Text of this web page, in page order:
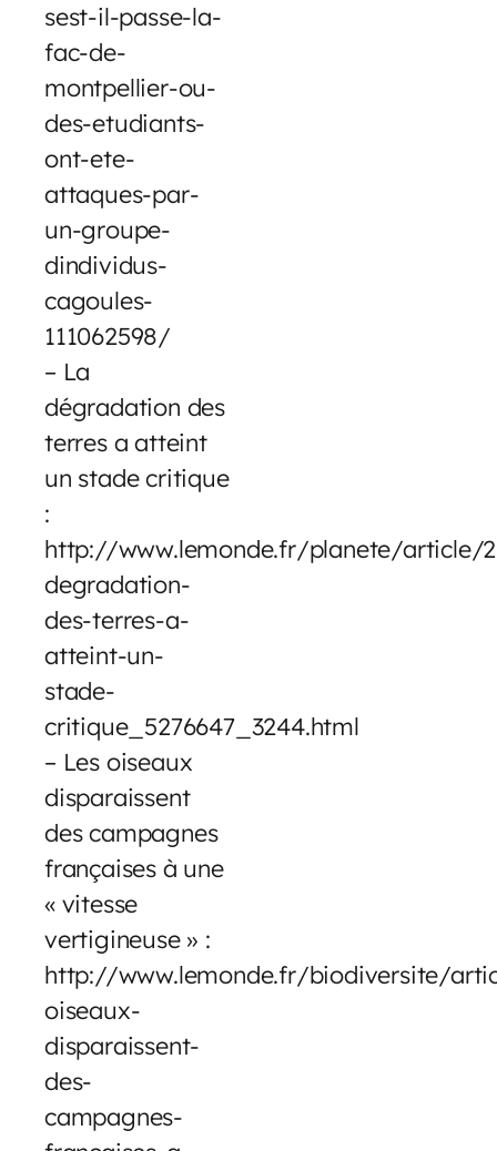
sest-il-passe-la-
fac-de-
montpellier-ou-
des-etudiants-
ont-ete-
attaques-par-
un-groupe-
dindividus-
cagoules-
111062598/
– La
dégradation des
terres a atteint
un stade critique
:
http://www.lemonde.fr/planete/article/
degradation-
des-terres-a-
atteint-un-
stade-
critique_5276647_3244.html
– Les oiseaux
disparaissent
des campagnes
françaises à une
« vitesse
vertigineuse » :
http://www.lemonde.fr/biodiversite/
oiseaux-
disparaissent-
des-
campagnes-